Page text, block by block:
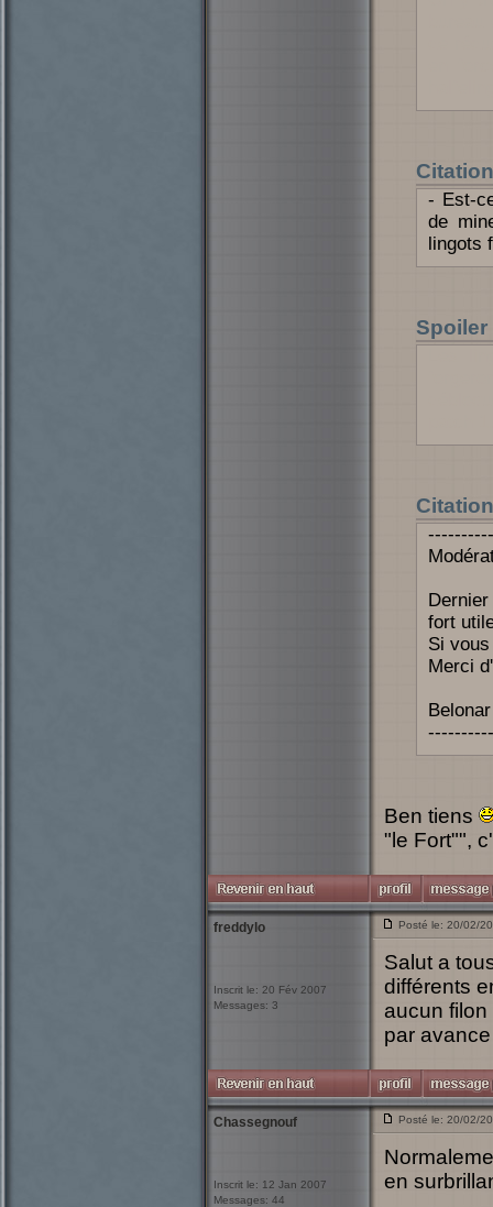
Citation
- Est-
de
lingots
Spoiler
Citation
fort
Si
Merci
Belonar
Ben tiens
"le Fort"",
freddylo
Inscrit le: 20 Fév 2007
Messages: 3
Posté le: 20/02/
Salut a
différents
aucun
par
Chassegnouf
Inscrit le: 12 Jan 2007
Messages: 44
Posté le: 20/02/
en